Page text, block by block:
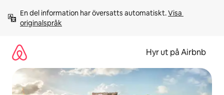
innehåll
En del information har översatts automatiskt. Visa
originalspråk
Hyr ut på Airbnb